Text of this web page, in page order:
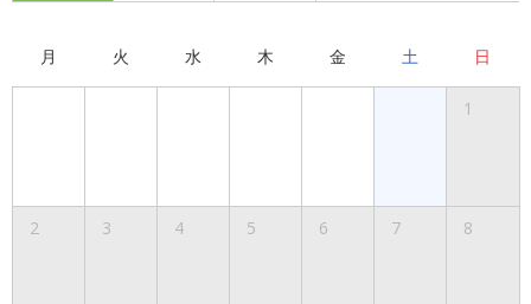
月 火 水 木 金 土 日
1
2 3 4 5 6 7 8